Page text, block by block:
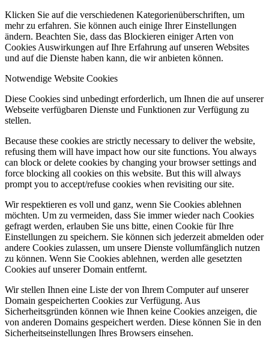
Klicken Sie auf die verschiedenen Kategorienüberschriften, um
mehr zu erfahren. Sie können auch einige Ihrer Einstellungen
ändern. Beachten Sie, dass das Blockieren einiger Arten von
Cookies Auswirkungen auf Ihre Erfahrung auf unseren Websites
und auf die Dienste haben kann, die wir anbieten können.
Notwendige Website Cookies
Diese Cookies sind unbedingt erforderlich, um Ihnen die auf unserer
Webseite verfügbaren Dienste und Funktionen zur Verfügung zu
stellen.
Because these cookies are strictly necessary to deliver the website,
refusing them will have impact how our site functions. You always
can block or delete cookies by changing your browser settings and
force blocking all cookies on this website. But this will always
prompt you to accept/refuse cookies when revisiting our site.
Wir respektieren es voll und ganz, wenn Sie Cookies ablehnen
möchten. Um zu vermeiden, dass Sie immer wieder nach Cookies
gefragt werden, erlauben Sie uns bitte, einen Cookie für Ihre
Einstellungen zu speichern. Sie können sich jederzeit abmelden oder
andere Cookies zulassen, um unsere Dienste vollumfänglich nutzen
zu können. Wenn Sie Cookies ablehnen, werden alle gesetzten
Cookies auf unserer Domain entfernt.
Wir stellen Ihnen eine Liste der von Ihrem Computer auf unserer
Domain gespeicherten Cookies zur Verfügung. Aus
Sicherheitsgründen können wie Ihnen keine Cookies anzeigen, die
von anderen Domains gespeichert werden. Diese können Sie in den
Sicherheitseinstellungen Ihres Browsers einsehen.